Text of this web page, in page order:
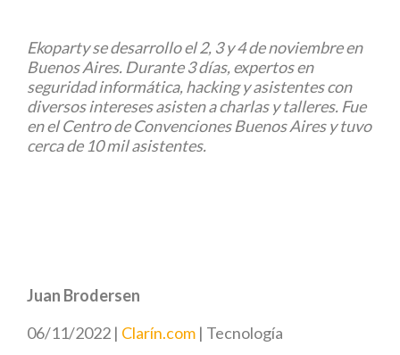
​Ekoparty se desarrollo el 2, 3 y 4 de noviembre en
Buenos Aires. Durante 3 días, expertos en
seguridad informática, hacking y asistentes con
diversos intereses asisten a charlas y talleres. Fue
en el Centro de Convenciones Buenos Aires y tuvo
cerca de 10 mil asistentes.
Juan Brodersen
06/11/2022 | Clarín.com | Tecnología